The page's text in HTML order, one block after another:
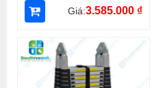
Giá:3.585.000 ₫